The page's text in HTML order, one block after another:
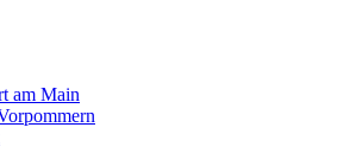
am Main